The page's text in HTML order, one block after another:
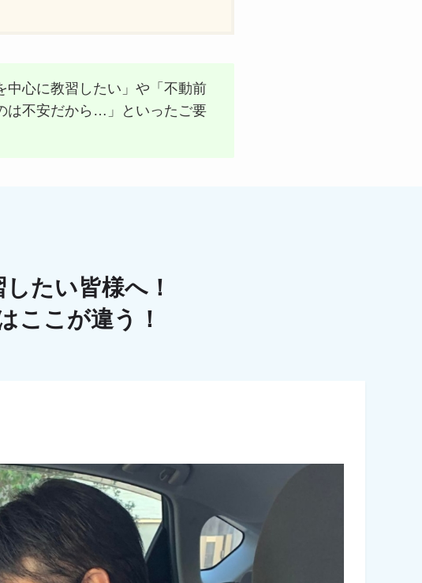
中心に教習したい」や「不動前
は不安だから…」といったご要
たい皆様へ！
ここが違う！